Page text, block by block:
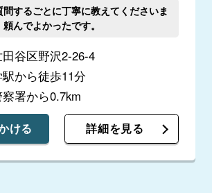
問するごとに丁寧に教えてくださいま
頼んでよかったです。
谷区野沢2-26-4
から徒歩11分
署から0.7km
ける 詳細を見る